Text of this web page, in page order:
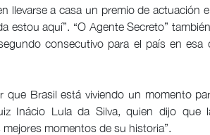
llevarse a casa un premio de actuación
estou aquí”. “O Agente Secreto”
consecutivo para el país en esa
Brasil está viviendo un momento
Inácio Lula da Silva, quien dijo que
momentos de su historia”.